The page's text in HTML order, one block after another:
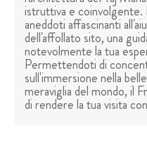
istruttiva e coinvolgente.
aneddoti affascinanti
dell'affollato sito, una
notevolmente la tua
Permettendoti di
sull'immersione nella
meraviglia del mondo, il
di rendere la tua visita